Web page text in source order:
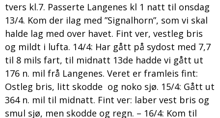
tvers kl.7. Passerte Langenes kl 1 natt til onsdag
13/4. Kom der ilag med ”Signalhorn”, som vi skal
halde lag med over havet. Fint ver, vestleg bris
og mildt i lufta. 14/4: Har gått på sydost med 7,7
til 8 mils fart, til midnatt 13de hadde vi gått ut
176 n. mil frå Langenes. Veret er framleis fint:
Ostleg bris, litt skodde og noko sjø. 15/4: Gått ut
364 n. mil til midnatt. Fint ver: laber vest bris og
smul sjø, men skodde og regn. – 16/4: Kom til